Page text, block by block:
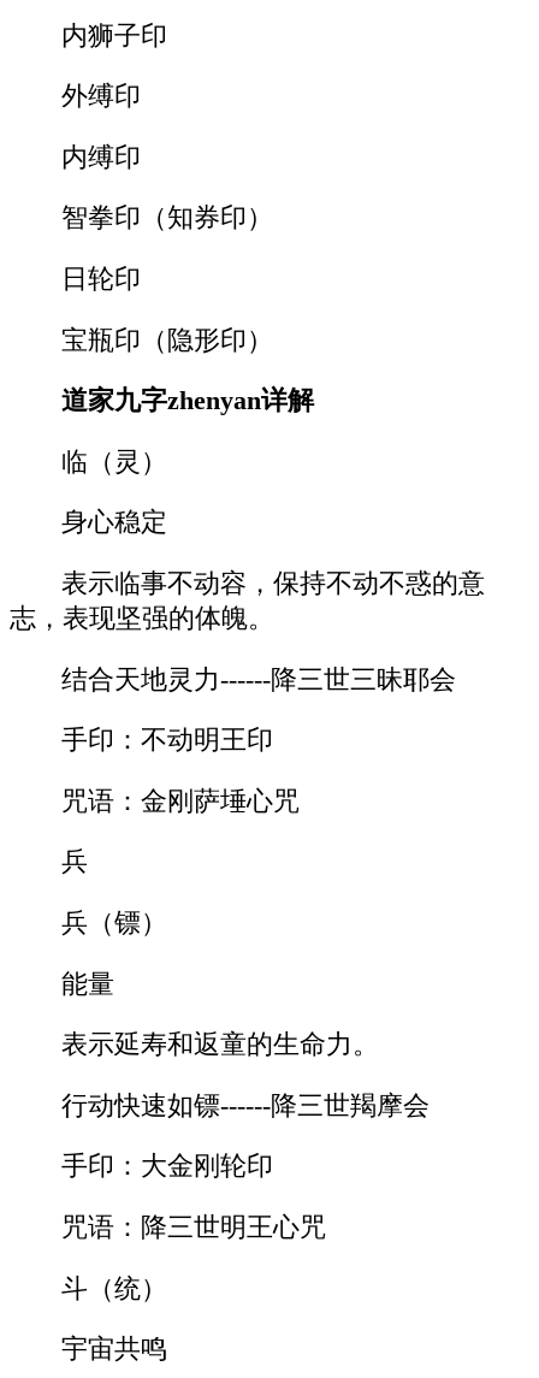
内狮子印
外缚印
内缚印
智拳印（知券印）
日轮印
宝瓶印（隐形印）
道家九字zhenyan详解
临（灵）
身心稳定
表示临事不动容，保持不动不惑的意
志，表现坚强的体魄。
结合天地灵力------降三世三昧耶会
手印：不动明王印
咒语：金刚萨埵心咒
兵
兵（镖）
能量
表示延寿和返童的生命力。
行动快速如镖------降三世羯摩会
手印：大金刚轮印
咒语：降三世明王心咒
斗（统）
宇宙共鸣